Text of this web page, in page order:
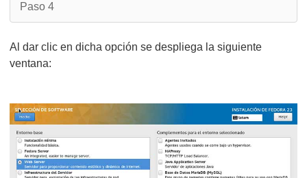
Paso 4
Al dar clic en dicha opción se despliega la siguiente
ventana: